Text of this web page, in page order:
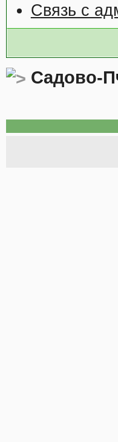
Связь с
Садово-